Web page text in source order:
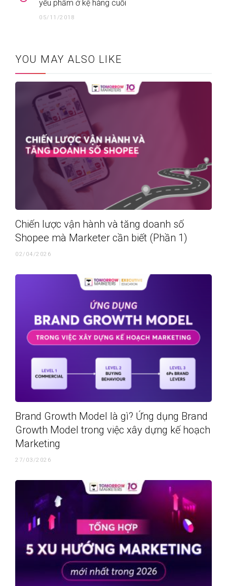
yếu phẩm ở kệ hàng cuối
05/11/2018
YOU MAY ALSO LIKE
Chiến lược vận hành và tăng doanh số
Shopee mà Marketer cần biết (Phần 1)
02/04/2026
Brand Growth Model là gì? Ứng dụng Brand
Growth Model trong việc xây dựng kế hoạch
Marketing
27/03/2026